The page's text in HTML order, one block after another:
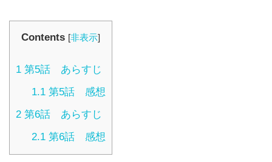
Contents [非表示]
1 第5話 あらすじ
1.1第5話 感想
2 第6話 あらすじ
2.1第6話 感想